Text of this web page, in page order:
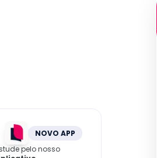
NOVO APP
pelo nosso